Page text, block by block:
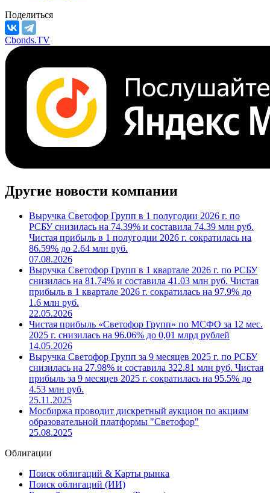
Поделиться
Cbonds.TV
Другие новости компании
Выручка Светофор Групп в 1 полугодии 2026 г. по
РСБУ снизилась на 74.39% и составила 74.39 млн руб.
Чистая прибыль в 1 полугодии 2026 г. сократилась на
86.59% до 2.64 млн руб.
07.08.2026
Выручка Светофор Групп в 1 квартале 2026 г. по РСБУ
снизилась на 81.74% и составила 41.03 млн руб. Чистая
прибыль в 1 квартале 2026 г. сократилась на 97.9% до
1.6 млн руб.
22.05.2026
Чистая прибыль «Светофор Групп» по МСФО за 12 мес.
2025 г. снизилась на 96.06% до 0,01 млрд рублей
14.05.2026
Выручка Светофор Групп за 9 месяцев 2025 г. по РСБУ
снизилась на 27.98% и составила 322.81 млн руб. Чистая
прибыль за 9 месяцев 2025 г. сократилась на 95.5% до
4.53 млн руб.
25.11.2025
Мосбиржа проводит дискретный аукцион по акциям
образовательной платформы "Светофор"
25.08.2025
Облигации
Поиск облигаций & Карты рынка
Поиск облигаций (ИИ)